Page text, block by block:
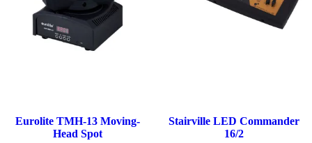
Eurolite TMH-13 Moving-
Head Spot
Stairville LED Commander
16/2